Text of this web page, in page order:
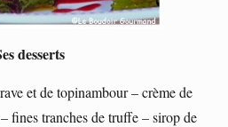
desserts
et de topinambour – crème de
fines tranches de truffe – sirop de